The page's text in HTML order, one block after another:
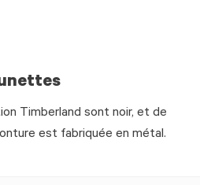
Timberland sont noir, et de
est fabriquée en métal.